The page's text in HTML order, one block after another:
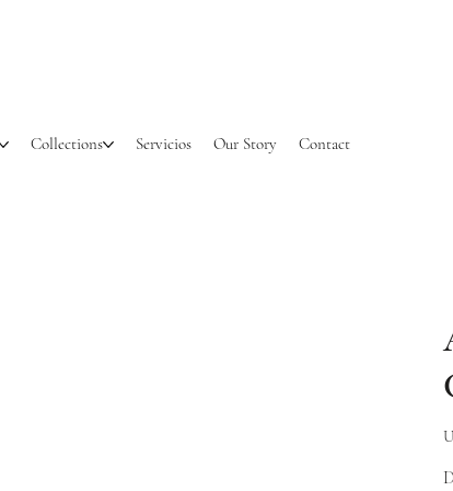
Collections Servicios Our Story Contact